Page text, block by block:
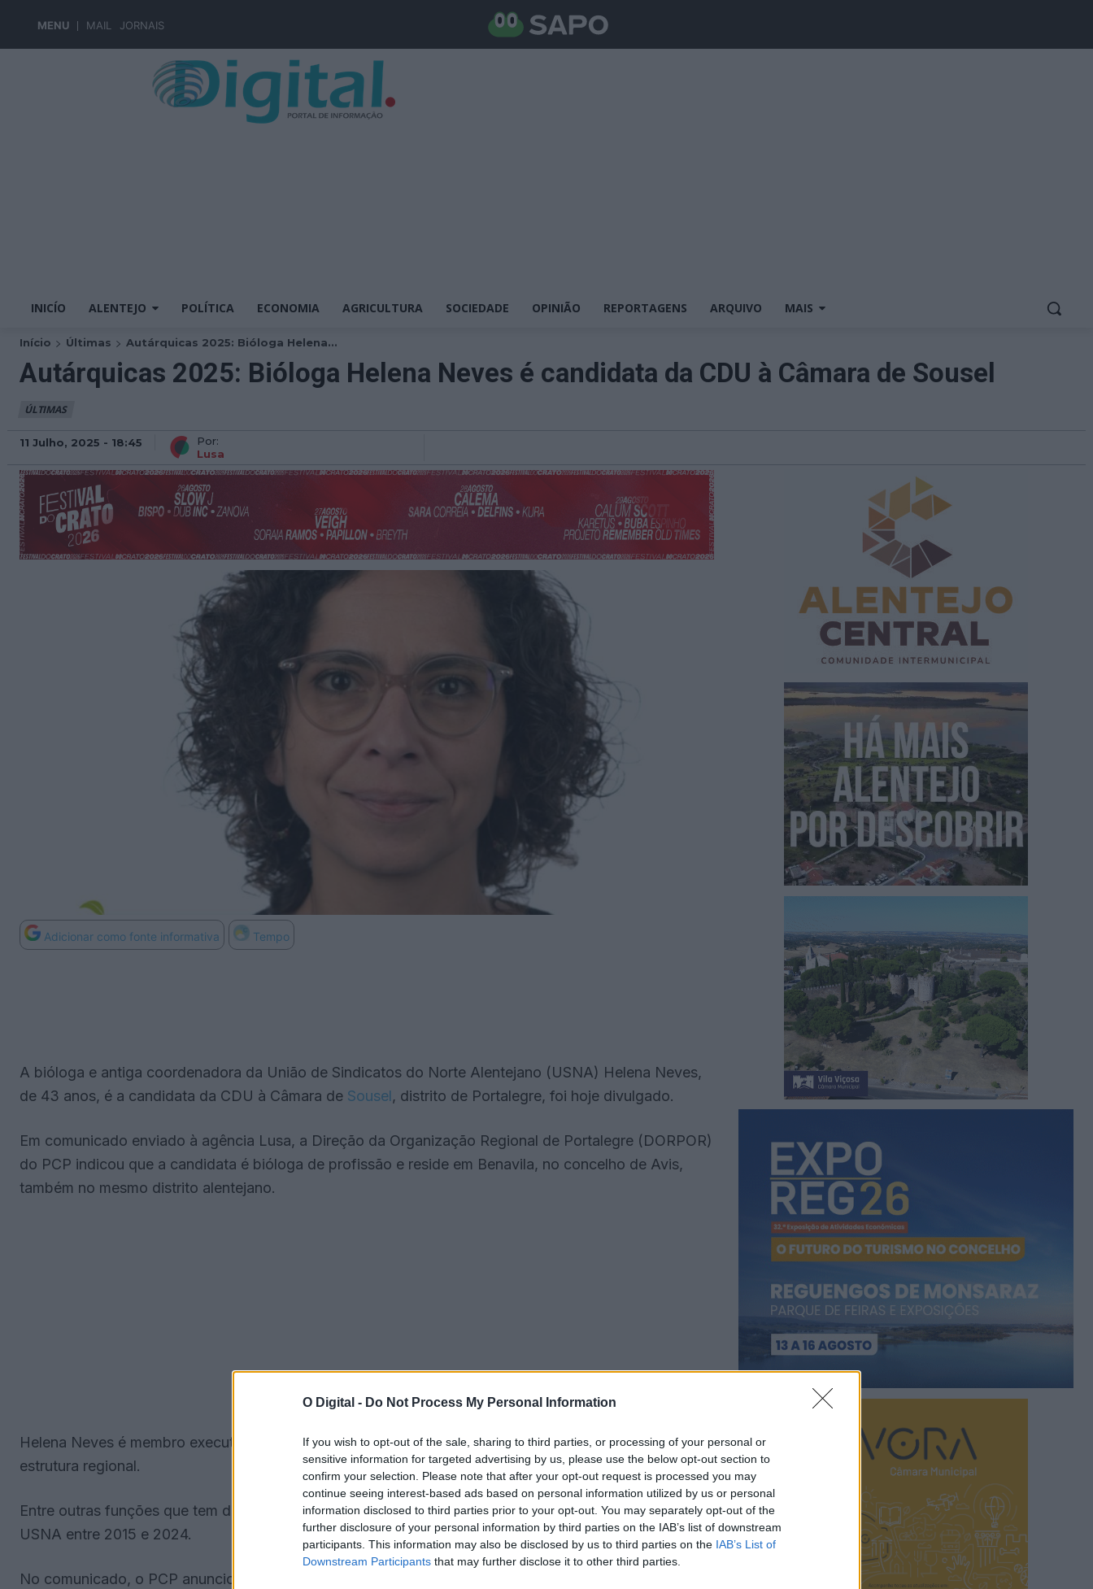
O Digital - Do Not Process My Personal Information
If you wish to opt-out of the sale, sharing to third parties, or processing of your personal or
sensitive information for targeted advertising by us, please use the below opt-out section to
confirm your selection. Please note that after your opt-out request is processed you may
continue seeing interest-based ads based on personal information utilized by us or personal
information disclosed to third parties prior to your opt-out. You may separately opt-out of the
further disclosure of your personal information by third parties on the IAB’s list of downstream
participants. This information may also be disclosed by us to third parties on the IAB’s List of
Downstream Participants that may further disclose it to other third parties.
MENU MAIL JORNAIS
INICÍO ALENTEJO POLÍTICA ECONOMIA AGRICULTURA SOCIEDADE OPINIÃO REPORTAGENS ARQUIVO MAIS
Início Últimas Autárquicas 2025: Bióloga Helena...
Autárquicas 2025: Bióloga Helena Neves é candidata da CDU à Câmara de Sousel
ÚLTIMAS
11 Julho, 2025 - 18:45
Por:
Lusa
Adicionar como fonte informativa Tempo
A bióloga e antiga coordenadora da União de Sindicatos do Norte Alentejano (USNA) Helena Neves,
de 43 anos, é a candidata da CDU à Câmara de Sousel, distrito de Portalegre, foi hoje divulgado.
Em comunicado enviado à agência Lusa, a Direção da Organização Regional de Portalegre (DORPOR)
do PCP indicou que a candidata é bióloga de profissão e reside em Benavila, no concelho de Avis,
também no mesmo distrito alentejano.
Helena Neves é membro executivo da DORPOR e membro do Comité Central do PCP, disse a mesma
estrutura regional.
Entre outras funções que tem desempenhado, a DORPOR indicou que a cabeça de lista liderou a
USNA entre 2015 e 2024.
No comunicado, o PCP anunciou ainda que Marina Justo, de 40 anos, licenciada em Direito, encabeça